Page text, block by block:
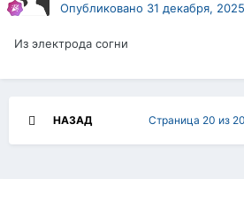
Опубликовано 31 декабря, 2025
Из электрода согни
НАЗАД Страница 20 из 20